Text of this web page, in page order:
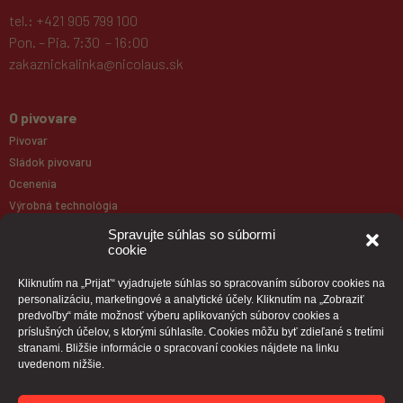
Spravujte súhlas so súbormi
cookie
Kliknutím na „Prijať“ vyjadrujete súhlas so spracovaním súborov cookies na
personalizáciu, marketingové a analytické účely. Kliknutím na „Zobraziť
predvoľby“ máte možnosť výberu aplikovaných súborov cookies a
príslušných účelov, s ktorými súhlasíte. Cookies môžu byť zdieľané s tretími
stranami. Bližšie informácie o spracovaní cookies nájdete na linku
uvedenom nižšie.
tel.: +421 905 799 100
Pon. – Pia. 7:30 – 16:00
zakaznickalinka@nicolaus.sk
O pivovare
Pivovar
Sládok pivovaru
Ocenenia
Výrobná technológia
Naše pivá
Paulaner
Pivná mapa